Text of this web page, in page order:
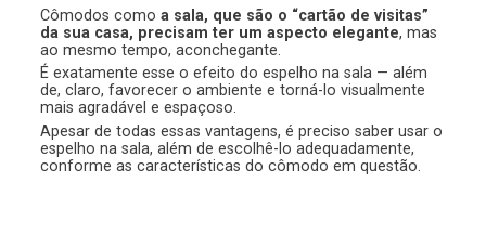
Cômodos comoa sala, que são o “cartão de visitas”
da sua casa, precisam ter um aspecto elegante, mas
ao mesmo tempo, aconchegante.
É exatamente esse o efeito do espelho na sala — além
de, claro, favorecer o ambiente e torná-lo visualmente
mais agradável e espaçoso.
Apesar de todas essas vantagens, é preciso saber usar o
espelho na sala, além de escolhê-lo adequadamente,
conforme as características do cômodo em questão.